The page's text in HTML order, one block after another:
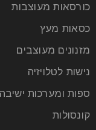
כורסאות מעוצבות
כסאות מעץ
מזנונים מעוצבים
נישות לטלויזיה
ספות ומערכות ישיבה
קונסולות